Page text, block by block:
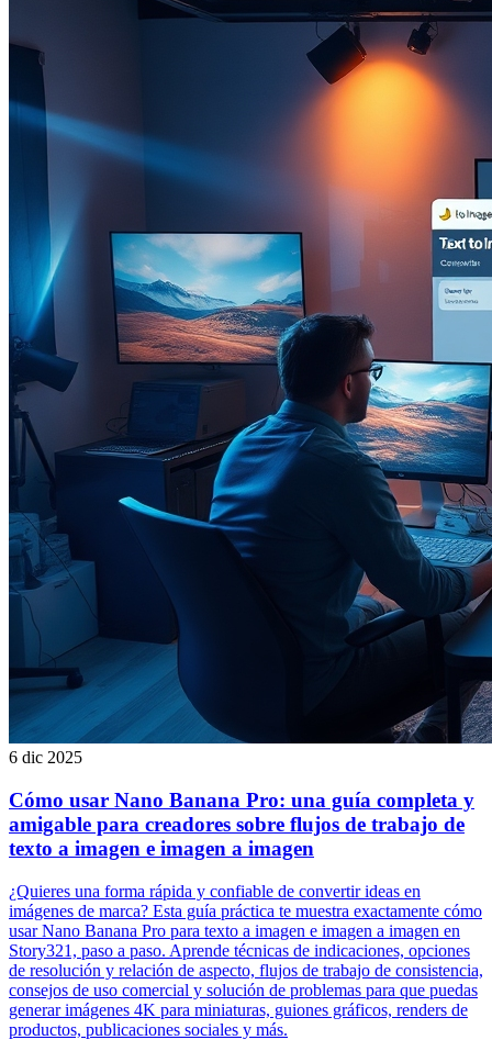
6 dic 2025
Cómo usar Nano Banana Pro: una guía completa y
amigable para creadores sobre flujos de trabajo de
texto a imagen e imagen a imagen
¿Quieres una forma rápida y confiable de convertir ideas en
imágenes de marca? Esta guía práctica te muestra exactamente cómo
usar Nano Banana Pro para texto a imagen e imagen a imagen en
Story321, paso a paso. Aprende técnicas de indicaciones, opciones
de resolución y relación de aspecto, flujos de trabajo de consistencia,
consejos de uso comercial y solución de problemas para que puedas
generar imágenes 4K para miniaturas, guiones gráficos, renders de
productos, publicaciones sociales y más.